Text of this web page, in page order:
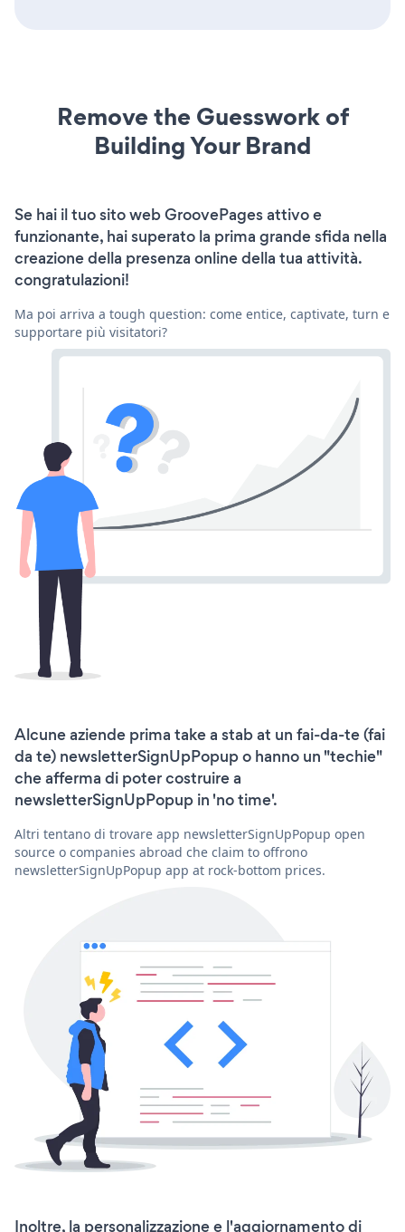
Remove the Guesswork of
Building Your Brand
Se hai il tuo sito web GroovePages attivo e
funzionante, hai superato la prima grande sfida nella
creazione della presenza online della tua attività.
congratulazioni!
Ma poi arriva a tough question: come entice, captivate, turn e
supportare più visitatori?
Alcune aziende prima take a stab at un fai-da-te (fai
da te) newsletterSignUpPopup o hanno un "techie"
che afferma di poter costruire a
newsletterSignUpPopup in 'no time'.
Altri tentano di trovare app newsletterSignUpPopup open
source o companies abroad che claim to offrono
newsletterSignUpPopup app at rock-bottom prices.
Inoltre, la personalizzazione e l'aggiornamento di